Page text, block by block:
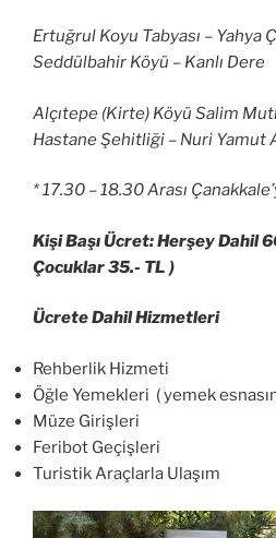
Ertuğrul Koyu Tabyası – Yahya
Seddülbahir Köyü – Kanlı Dere
Alçıtepe (Kirte) Köyü Salim
Hastane Şehitliği – Nuri Yamut
* 17.30 – 18.30 Arası
Kişi Başı Ücret: Herşey Dahil
Çocuklar 35.- TL )
Ücrete Dahil Hizmetleri
Rehberlik Hizmeti
Öğle Yemekleri ( yemek
Müze Girişleri
Feribot Geçişleri
Turistik Araçlarla Ulaşım